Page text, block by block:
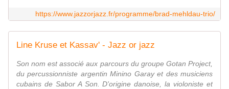
https://www.jazzorjazz.fr/programme/brad-mehldau-trio/
Line Kruse et Kassav' - Jazz or jazz
Son nom est associé aux parcours du groupe Gotan Project,
du percussionniste argentin Minino Garay et des musiciens
cubains de Sabor A Son. D'origine danoise, la violoniste et